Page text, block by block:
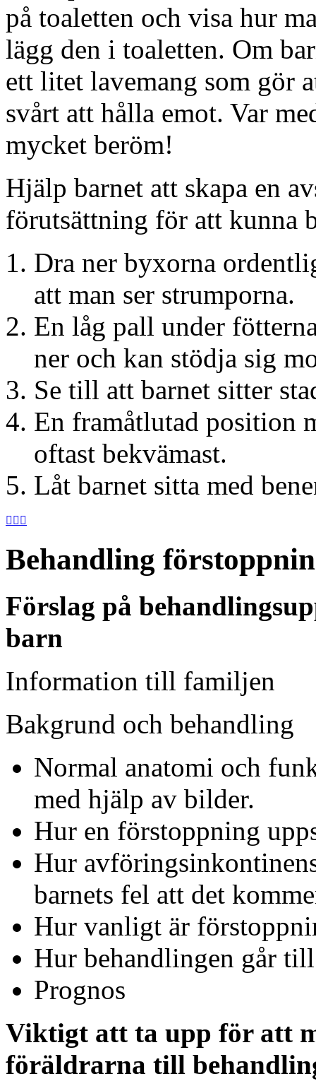
på toaletten och visa hur
lägg den i toaletten. Om
ett litet lavemang som gör
svårt att hålla emot. Var
mycket beröm!
Hjälp barnet att skapa en
förutsättning för att kunna
Dra ner byxorna
att man ser strumporna.
En låg pall under
ner och kan stödja sig
Se till att barnet sitter
En framåtlutad position
oftast bekvämast.
Låt barnet sitta med
  
Behandling
Förslag på
barn
Information till familjen
Bakgrund och behandling
Normal anatomi och
med hjälp av bilder.
Hur en förstoppning
Hur
barnets fel att det
Hur vanligt är
Hur behandlingen går till
Prognos
Viktigt att ta upp för att
föräldrarna till